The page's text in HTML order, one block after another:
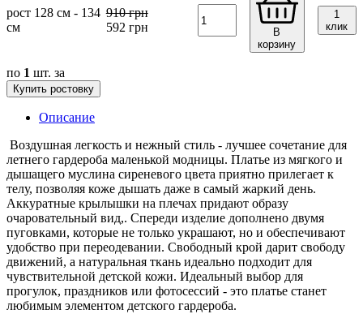
рост 128 см - 134
см
910грн
592 грн
В
корзину
1
клик
по 1 шт. за
Купить ростовку
Описание
Воздушная легкость и нежный стиль - лучшее сочетание для
летнего гардероба маленькой модницы. Платье из мягкого и
дышащего муслина сиреневого цвета приятно прилегает к
телу, позволяя коже дышать даже в самый жаркий день.
Аккуратные крылышки на плечах придают образу
очаровательный вид,. Спереди изделие дополнено двумя
пуговками, которые не только украшают, но и обеспечивают
удобство при переодевании. Свободный крой дарит свободу
движений, а натуральная ткань идеально подходит для
чувствительной детской кожи. Идеальный выбор для
прогулок, праздников или фотосессий - это платье станет
любимым элементом детского гардероба.